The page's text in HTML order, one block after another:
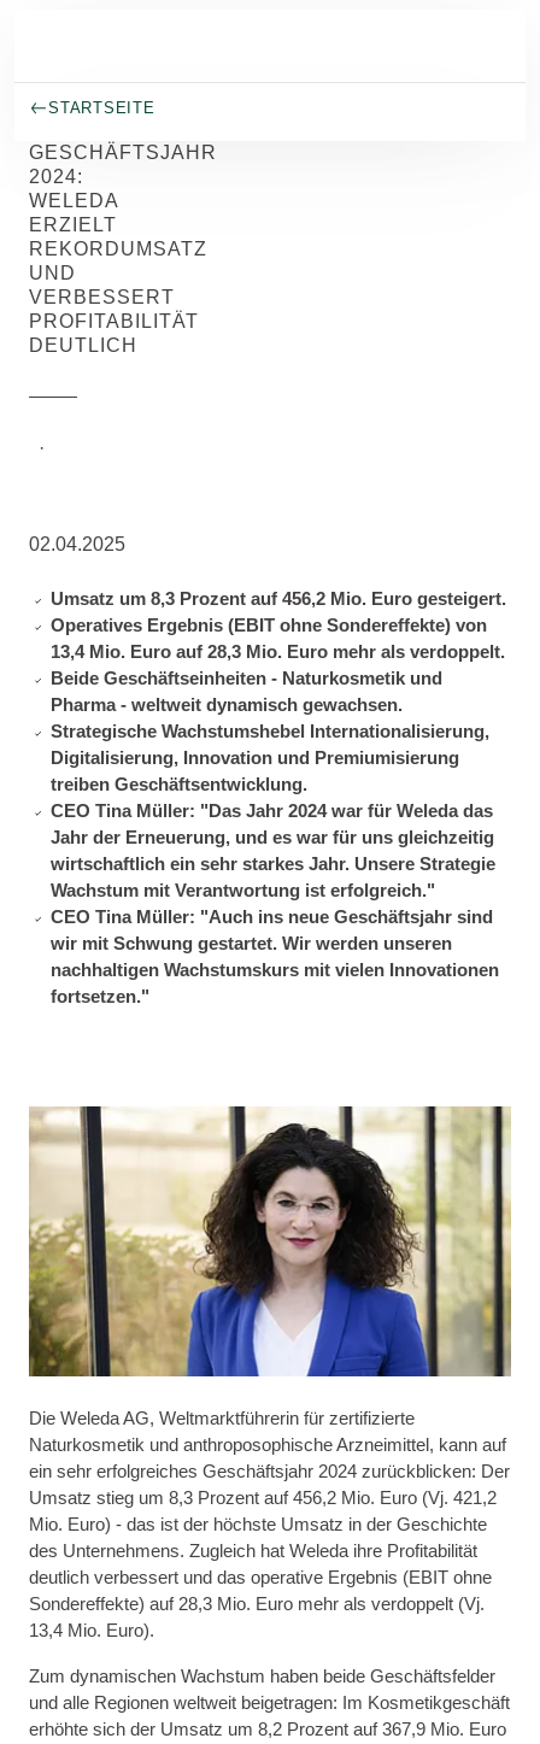
STARTSEITE
GESCHÄFTSJAHR
2024:
WELEDA
ERZIELT
REKORDUMSATZ
UND
VERBESSERT
PROFITABILITÄT
DEUTLICH
·
02.04.2025
Umsatz um 8,3 Prozent auf 456,2 Mio. Euro gesteigert.
Operatives Ergebnis (EBIT ohne Sondereffekte) von
13,4 Mio. Euro auf 28,3 Mio. Euro mehr als verdoppelt.
Beide Geschäftseinheiten - Naturkosmetik und
Pharma - weltweit dynamisch gewachsen.
Strategische Wachstumshebel Internationalisierung,
Digitalisierung, Innovation und Premiumisierung
treiben Geschäftsentwicklung.
CEO Tina Müller: "Das Jahr 2024 war für Weleda das
Jahr der Erneuerung, und es war für uns gleichzeitig
wirtschaftlich ein sehr starkes Jahr. Unsere Strategie
Wachstum mit Verantwortung ist erfolgreich."
CEO Tina Müller: "Auch ins neue Geschäftsjahr sind
wir mit Schwung gestartet. Wir werden unseren
nachhaltigen Wachstumskurs mit vielen Innovationen
fortsetzen."
Die Weleda AG, Weltmarktführerin für zertifizierte
Naturkosmetik und anthroposophische Arzneimittel, kann auf
ein sehr erfolgreiches Geschäftsjahr 2024 zurückblicken: Der
Umsatz stieg um 8,3 Prozent auf 456,2 Mio. Euro (Vj. 421,2
Mio. Euro) - das ist der höchste Umsatz in der Geschichte
des Unternehmens. Zugleich hat Weleda ihre Profitabilität
deutlich verbessert und das operative Ergebnis (EBIT ohne
Sondereffekte) auf 28,3 Mio. Euro mehr als verdoppelt (Vj.
13,4 Mio. Euro).
Zum dynamischen Wachstum haben beide Geschäftsfelder
und alle Regionen weltweit beigetragen: Im Kosmetikgeschäft
erhöhte sich der Umsatz um 8,2 Prozent auf 367,9 Mio. Euro